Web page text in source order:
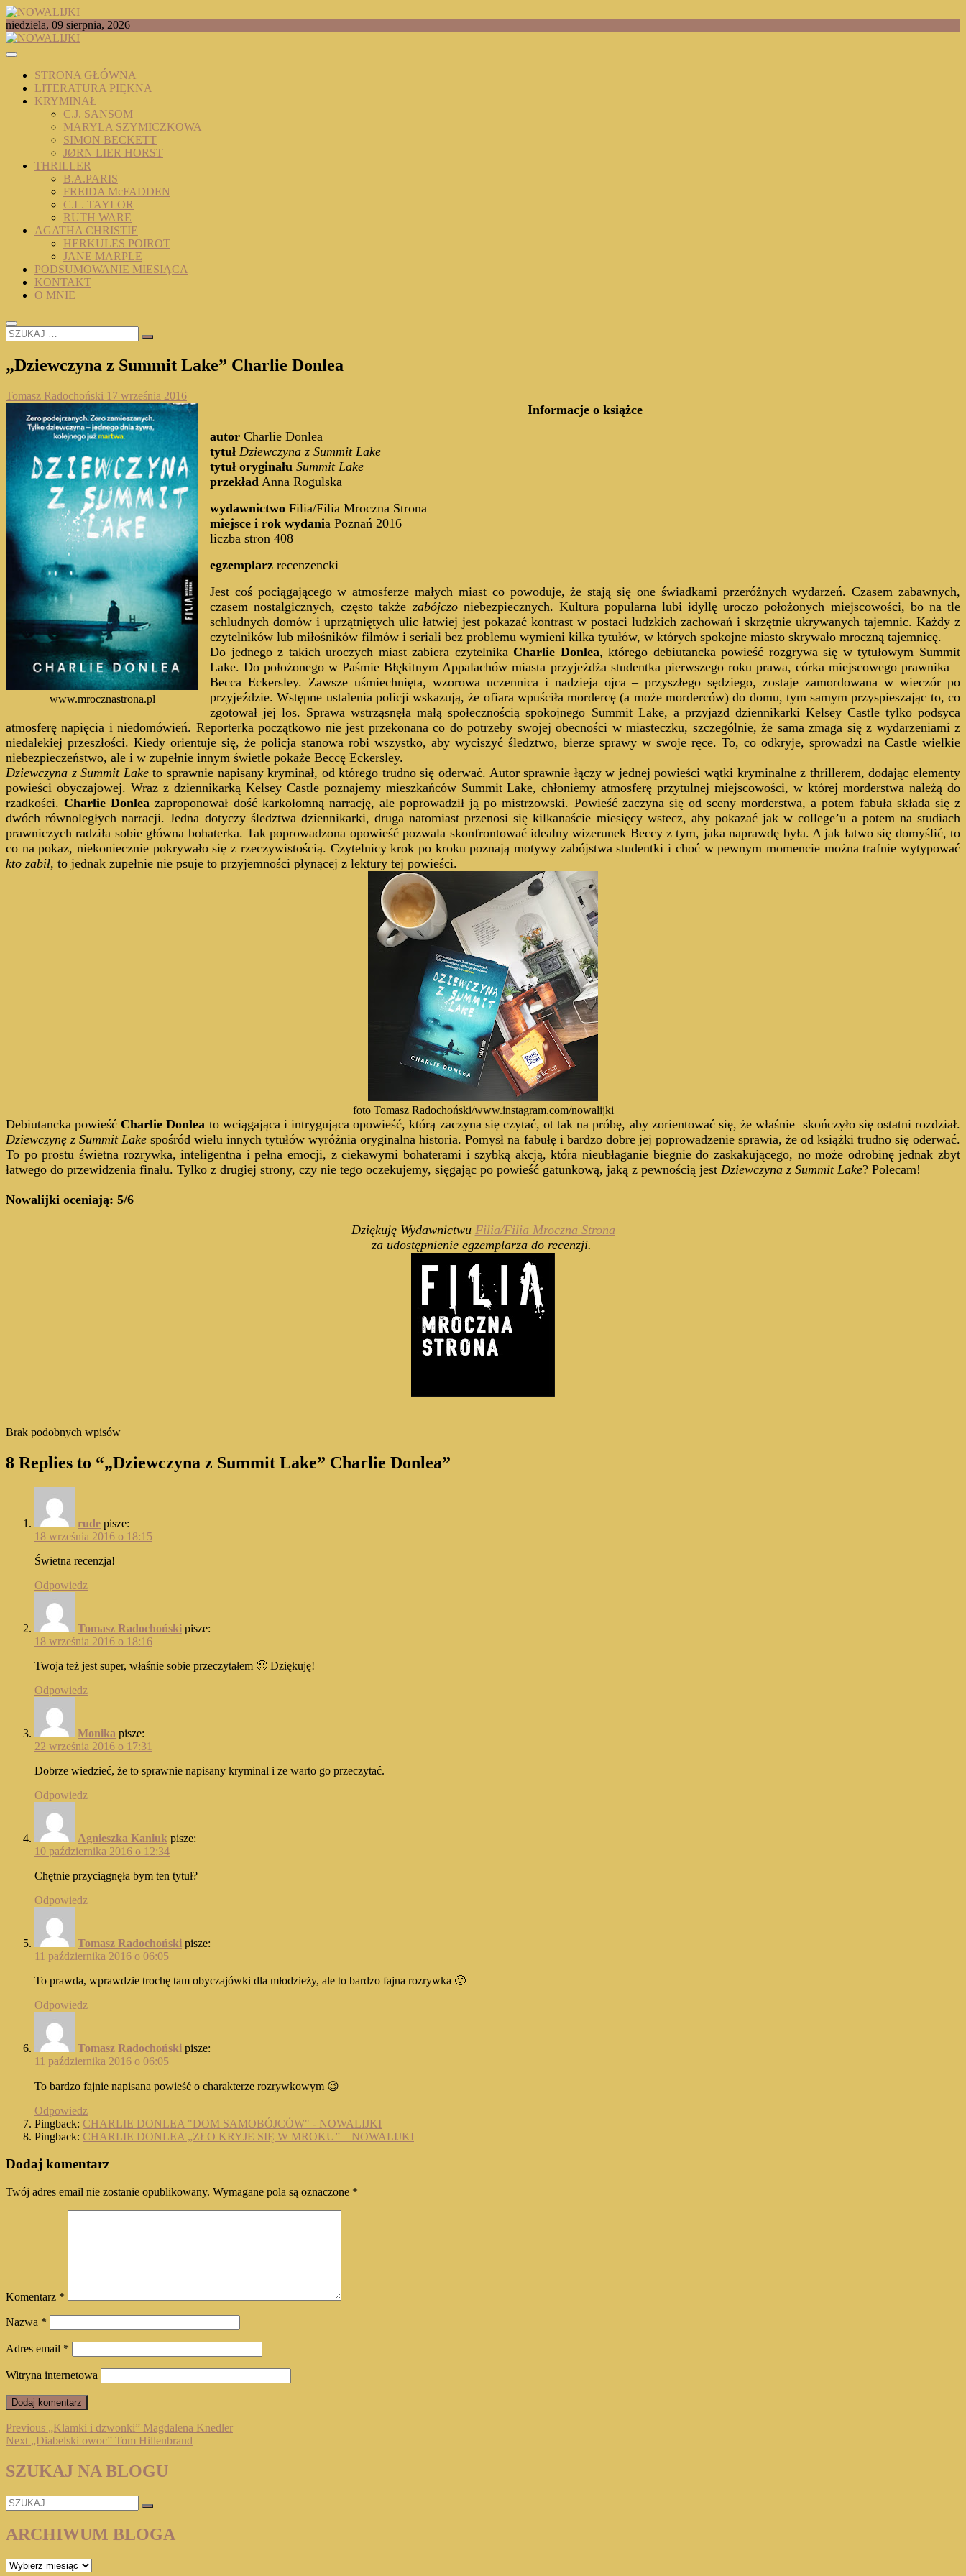
Skip
to
content
NOWALIJKI
TOMASZ RADOCHOŃSKI PISZE O KSIĄŻKACH
niedziela, 09 sierpnia, 2026
STRONA GŁÓWNA
LITERATURA PIĘKNA
KRYMINAŁ
C.J. SANSOM
MARYLA SZYMICZKOWA
SIMON BECKETT
JØRN LIER HORST
THRILLER
B.A.PARIS
FREIDA McFADDEN
C.L. TAYLOR
RUTH WARE
AGATHA CHRISTIE
HERKULES POIROT
JANE MARPLE
PODSUMOWANIE MIESIĄCA
KONTAKT
O MNIE
SZUKAJ
…
„Dziewczyna z Summit Lake” Charlie Donlea
Tomasz Radochoński 17 września 2016
www.mrocznastrona.pl
Informacje o książce
autor Charlie Donlea
tytuł Dziewczyna z Summit Lake
tytuł oryginału Summit Lake
przekład Anna Rogulska
wydawnictwo Filia/Filia Mroczna Strona
miejsce i rok wydania Poznań 2016
liczba stron 408
egzemplarz recenzencki
Jest coś pociągającego w atmosferze małych miast co powoduje, że stają się one świadkami przeróżnych wydarzeń. Czasem zabawnych,
czasem nostalgicznych, często także zabójczo niebezpiecznych. Kultura popularna lubi idyllę uroczo położonych miejscowości, bo na tle
schludnych domów i uprzątniętych ulic łatwiej jest pokazać kontrast w postaci ludzkich zachowań i skrzętnie ukrywanych tajemnic. Każdy z
czytelników lub miłośników filmów i seriali bez problemu wymieni kilka tytułów, w których spokojne miasto skrywało mroczną tajemnicę.
Do jednego z takich uroczych miast zabiera czytelnika Charlie Donlea, którego debiutancka powieść rozgrywa się w tytułowym Summit
Lake. Do położonego w Paśmie Błękitnym Appalachów miasta przyjeżdża studentka pierwszego roku prawa, córka miejscowego prawnika –
Becca Eckersley. Zawsze uśmiechnięta, wzorowa uczennica i nadzieja ojca – przyszłego sędziego, zostaje zamordowana w wieczór po
przyjeździe. Wstępne ustalenia policji wskazują, że ofiara wpuściła mordercę (a może morderców) do domu, tym samym przyspieszając to, co
zgotował jej los. Sprawa wstrząsnęła małą społecznością spokojnego Summit Lake, a przyjazd dziennikarki Kelsey Castle tylko podsyca
atmosferę napięcia i niedomówień. Reporterka początkowo nie jest przekonana co do potrzeby swojej obecności w miasteczku, szczególnie, że sama zmaga się z wydarzeniami z
niedalekiej przeszłości. Kiedy orientuje się, że policja stanowa robi wszystko, aby wyciszyć śledztwo, bierze sprawy w swoje ręce. To, co odkryje, sprowadzi na Castle wielkie
niebezpieczeństwo, ale i w zupełnie innym świetle pokaże Beccę Eckersley.
Dziewczyna z Summit Laketo sprawnie napisany kryminał, od którego trudno się oderwać. Autor sprawnie łączy w jednej powieści wątki kryminalne z thrillerem, dodając elementy
powieści obyczajowej. Wraz z dziennikarką Kelsey Castle poznajemy mieszkańców Summit Lake, chłoniemy atmosferę przytulnej miejscowości, w której morderstwa należą do
rzadkości. Charlie Donleazaproponował dość karkołomną narrację, ale poprowadził ją po mistrzowski. Powieść zaczyna się od sceny morderstwa, a potem fabuła składa się z
dwóch równoległych narracji. Jedna dotyczy śledztwa dziennikarki, druga natomiast przenosi się kilkanaście miesięcy wstecz, aby pokazać jak w college’u a potem na studiach
prawniczych radziła sobie główna bohaterka. Tak poprowadzona opowieść pozwala skonfrontować idealny wizerunek Beccy z tym, jaka naprawdę była. A jak łatwo się domyślić, to
co na pokaz, niekoniecznie pokrywało się z rzeczywistością. Czytelnicy krok po kroku poznają motywy zabójstwa studentki i choć w pewnym momencie można trafnie wytypować
kto zabił, to jednak zupełnie nie psuje to przyjemności płynącej z lektury tej powieści.
foto Tomasz Radochoński/www.instagram.com/nowalijki
Debiutancka powieść Charlie Donlea to wciągająca i intrygująca opowieść, którą zaczyna się czytać, ot tak na próbę, aby zorientować się, że właśnie skończyło się ostatni rozdział.
Dziewczynę z Summit Lakespośród wielu innych tytułów wyróżnia oryginalna historia. Pomysł na fabułę i bardzo dobre jej poprowadzenie sprawia, że od książki trudno się oderwać.
To po prostu świetna rozrywka, inteligentna i pełna emocji, z ciekawymi bohaterami i szybką akcją, która nieubłaganie biegnie do zaskakującego, no może odrobinę jednak zbyt
łatwego do przewidzenia finału. Tylko z drugiej strony, czy nie tego oczekujemy, sięgając po powieść gatunkową, jaką z pewnością jest Dziewczyna z Summit Lake? Polecam!
Nowalijki oceniają: 5/6
Dziękuję Wydawnictwu Filia/Filia Mroczna Strona
za udostępnienie egzemplarza do recenzji.
Brak podobnych wpisów
8 Replies to “„Dziewczyna z Summit Lake” Charlie Donlea”
rude pisze:
18 września 2016 o 18:15
Świetna recenzja!
Odpowiedz
Tomasz Radochoński pisze:
18 września 2016 o 18:16
Twoja też jest super, właśnie sobie przeczytałem 🙂 Dziękuję!
Odpowiedz
Monika pisze:
22 września 2016 o 17:31
Dobrze wiedzieć, że to sprawnie napisany kryminal i ze warto go przeczytać.
Odpowiedz
Agnieszka Kaniuk pisze:
10 października 2016 o 12:34
Chętnie przyciągnęła bym ten tytuł?
Odpowiedz
Tomasz Radochoński pisze:
11 października 2016 o 06:05
To prawda, wprawdzie trochę tam obyczajówki dla młodzieży, ale to bardzo fajna rozrywka 🙂
Odpowiedz
Tomasz Radochoński pisze:
11 października 2016 o 06:05
To bardzo fajnie napisana powieść o charakterze rozrywkowym 😉
Odpowiedz
Pingback: CHARLIE DONLEA "DOM SAMOBÓJCÓW" - NOWALIJKI
Pingback: CHARLIE DONLEA „ZŁO KRYJE SIĘ W MROKU” – NOWALIJKI
Dodaj komentarz
Twój adres email nie zostanie opublikowany. Wymagane pola są oznaczone *
Komentarz *
Nazwa *
Adres email *
Witryna internetowa
Nawigacja
wpisu
Previous
Previous
post:
„Klamki i dzwonki” Magdalena Knedler
Next
Next
„Diabelski owoc” Tom Hillenbrand
SZUKAJ NA BLOGU
SZUKAJ
…
ARCHIWUM BLOGA
ARCHIWUM